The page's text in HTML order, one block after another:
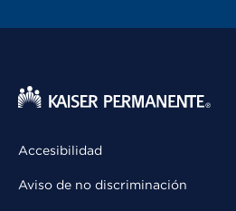
Accesibilidad
Aviso de no discriminación